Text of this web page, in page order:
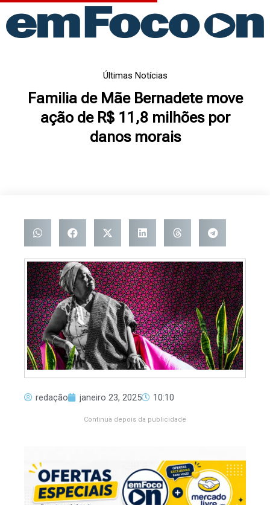
para
Últimas Notícias
Familia de Mãe Bernadete move
ação de R$ 11,8 milhões por
danos morais
redação janeiro 23, 2025 10:10
Continua depois da publicidade